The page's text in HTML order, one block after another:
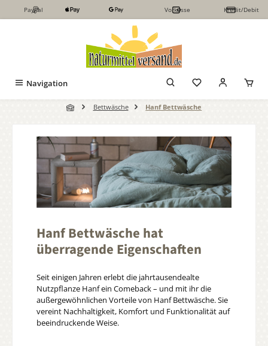
Zum Hauptinhalt springen
PayPal Vorkasse Kredit/Debit
Navigation
Bettwäsche Hanf Bettwäsche
Hanf Bettwäsche hat
überragende Eigenschaften
Seit einigen Jahren erlebt die jahrtausendealte
Nutzpflanze Hanf ein Comeback – und mit ihr die
außergewöhnlichen Vorteile von Hanf Bettwäsche. Sie
vereint Nachhaltigkeit, Komfort und Funktionalität auf
beeindruckende Weise.